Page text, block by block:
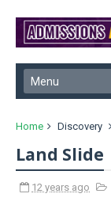
Home Discovery
Land Slide
12 years ago